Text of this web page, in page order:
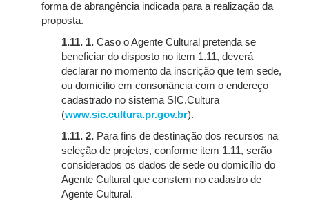
forma de abrangência indicada para a realização da
proposta.
1.11. 1. Caso o Agente Cultural pretenda se
beneficiar do disposto no item 1.11, deverá
declarar no momento da inscrição que tem sede,
ou domicílio em consonância com o endereço
cadastrado no sistema SIC.Cultura
(www.sic.cultura.pr.gov.br).
1.11. 2. Para fins de destinação dos recursos na
seleção de projetos, conforme item 1.11, serão
considerados os dados de sede ou domicílio do
Agente Cultural que constem no cadastro de
Agente Cultural.